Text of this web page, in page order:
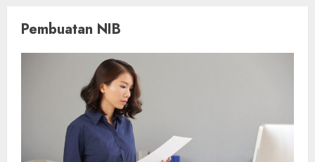
Pembuatan NIB